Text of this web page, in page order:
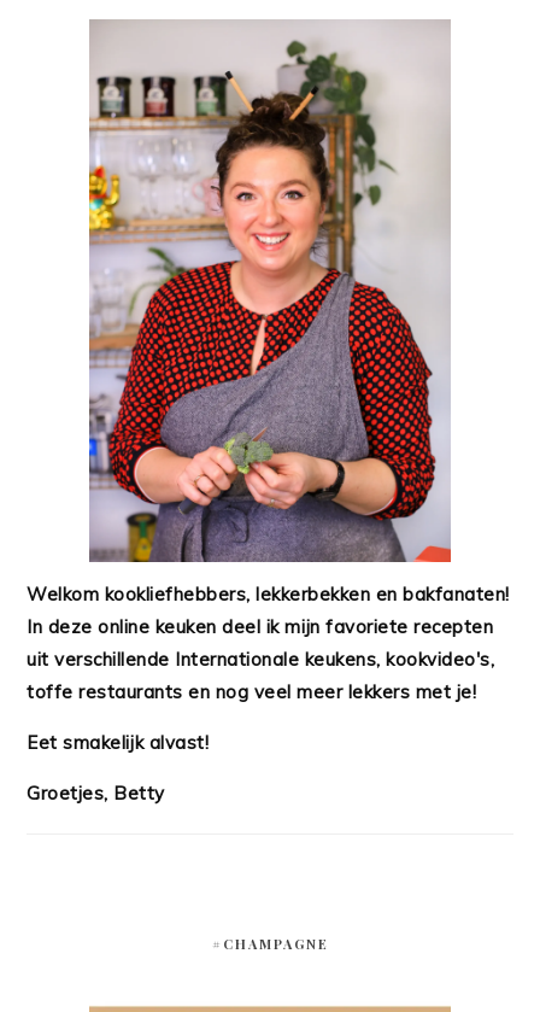
Welkom kookliefhebbers, lekkerbekken en bakfanaten!
In deze online keuken deel ik mijn favoriete recepten
uit verschillende Internationale keukens, kookvideo's,
toffe restaurants en nog veel meer lekkers met je!
Eet smakelijk alvast!
Groetjes, Betty
#CHAMPAGNE